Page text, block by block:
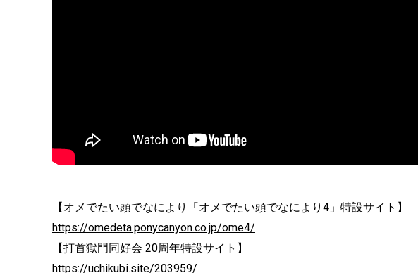
【オメでたい頭でなにより「オメでたい頭でなにより4」特設サイト】
https://omedeta.ponycanyon.co.jp/ome4/
【打首獄門同好会 20周年特設サイト】
https://uchikubi.site/203959/